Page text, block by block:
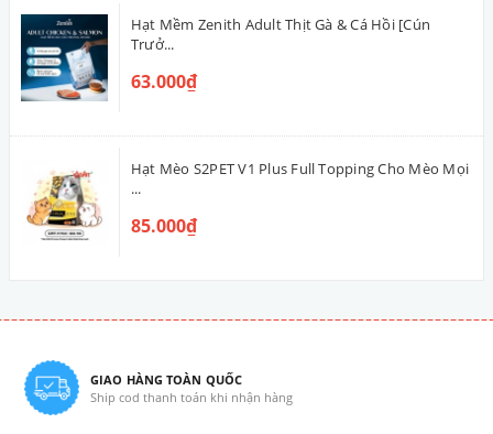
Hạt Mềm Zenith Adult Thịt Gà & Cá Hồi [Cún
Trưở...
63.000₫
Hạt Mèo S2PET V1 Plus Full Topping Cho Mèo Mọi
...
85.000₫
GIAO HÀNG TOÀN QUỐC
Ship cod thanh toán khi nhận hàng